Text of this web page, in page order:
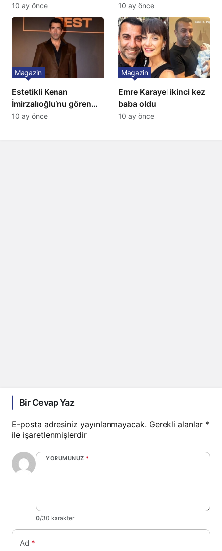
10 ay önce 10 ay önce
Estetikli Kenan
İmirzalıoğlu’nu gören
tanıyamıyor: Son hali
Magazin
10 ay önce
Emre Karayel ikinci kez
baba oldu
Magazin
10 ay önce
Bir Cevap Yaz
E-posta adresiniz yayınlanmayacak. Gerekli alanlar *
ile işaretlenmişlerdir
YORUMUNUZ *
0/30 karakter
Ad *